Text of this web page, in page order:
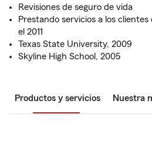
Revisiones de seguro de vida
Prestando servicios a los
el 2011
Texas State University, 2009
Skyline High School, 2005
Productos y servicios Nuestra